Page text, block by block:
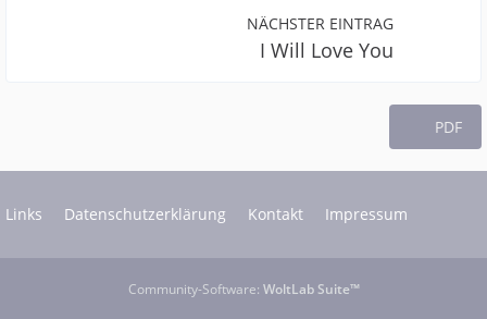
NÄCHSTER EINTRAG
I Will Love You
PDF
Links Datenschutzerklärung Kontakt Impressum
Community-Software: WoltLab Suite™